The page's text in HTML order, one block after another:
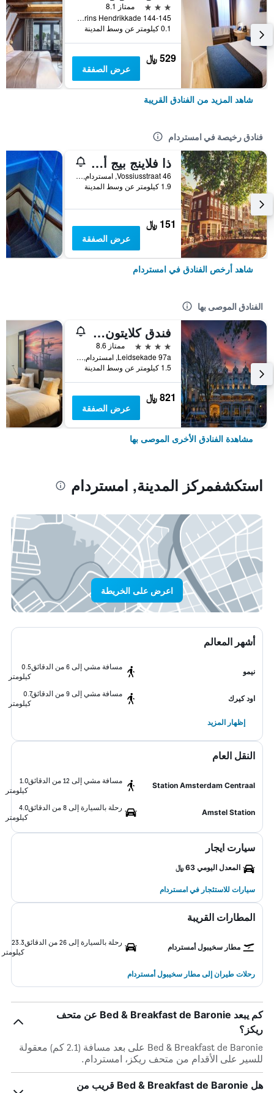
3 نجوم
ممتاز 8.1
Prins Hendrikkade 144-145, امستردام, مقاطعة شمال هولندا, هولندا
0.1 كيلومتر عن وسط المدينة
529 ﷼
عرض الصفقة
شاهد المزيد من الفنادق القريبة
فنادق رخيصة في امستردام
ذا فلاينج بيج أبتاون هوستل
Vossiusstraat 46, امستردام, مقاطعة شمال هولندا, هولندا
1.9 كيلومتر عن وسط المدينة
151 ﷼
عرض الصفقة
شاهد أرخص الفنادق في امستردام
الفنادق الموصى بها
فندق كلايتون أمستردام أمريكان
4 نجوم
ممتاز 8.6
Leidsekade 97a, امستردام, مقاطعة شمال هولندا, هولندا
1.5 كيلومتر عن وسط المدينة
821 ﷼
عرض الصفقة
مشاهدة الفنادق الأخرى الموصى بها
استكشفمركز المدينة, امستردام
اعرض على الخريطة
أشهر المعالم
نيمو
مسافة مشي إلى 6 من الدقائق
0.5
كيلومتر
اود كيرك
مسافة مشي إلى 9 من الدقائق
0.7
كيلومتر
إظهار المزيد
النقل العام
Station Amsterdam Centraal
مسافة مشي إلى 12 من الدقائق
1.0
كيلومتر
Amstel Station
رحلة بالسيارة إلى 8 من الدقائق
4.0
كيلومتر
سيارت ايجار
المعدل اليومي 63 ﷼
سيارات للاستئجار في امستردام
المطارات القريبة
مطار سخيبول أمستردام
رحلة بالسيارة إلى 26 من الدقائق
23.3
كيلومتر
رحلات طيران إلى مطار سخيبول أمستردام
كم يبعد Bed & Breakfast de Baronie عن متحف
ريكز؟
Bed & Breakfast de Baronie على بعد مسافة (2.1 كم) معقولة
للسير على الأقدام من متحف ريكز، امستردام.
هل Bed & Breakfast de Baronie قريب من